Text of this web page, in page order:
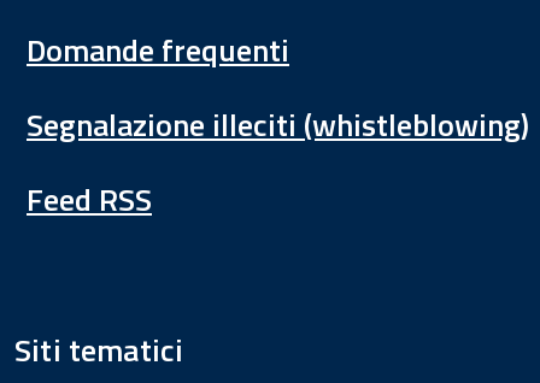
Domande frequenti
Segnalazione illeciti (whistleblowing)
Feed RSS
Siti tematici